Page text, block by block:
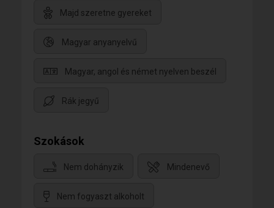
Majd szeretne gyereket
Magyar anyanyelvű
Magyar, angol és német nyelven beszél
Rák jegyű
Szokások
Nem dohányzik Mindenevő
Nem fogyaszt alkoholt